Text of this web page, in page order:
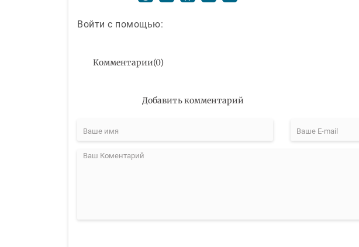
Войти с помощью:
Комментарии(0)
Добавить комментарий